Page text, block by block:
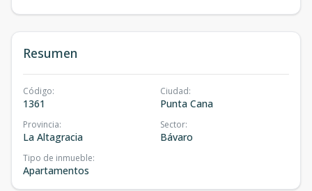
Resumen
Código:
1361
Ciudad:
Punta Cana
Provincia:
La Altagracia
Sector:
Bávaro
Tipo de inmueble:
Apartamentos